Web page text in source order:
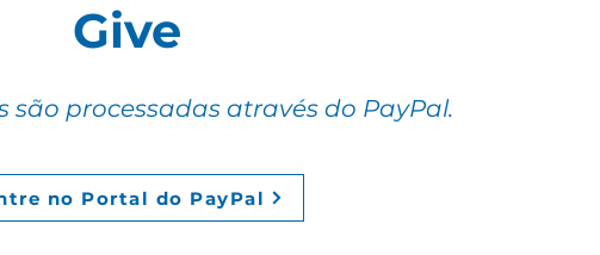
Give
são processadas através do PayPal.
no Portal do PayPal